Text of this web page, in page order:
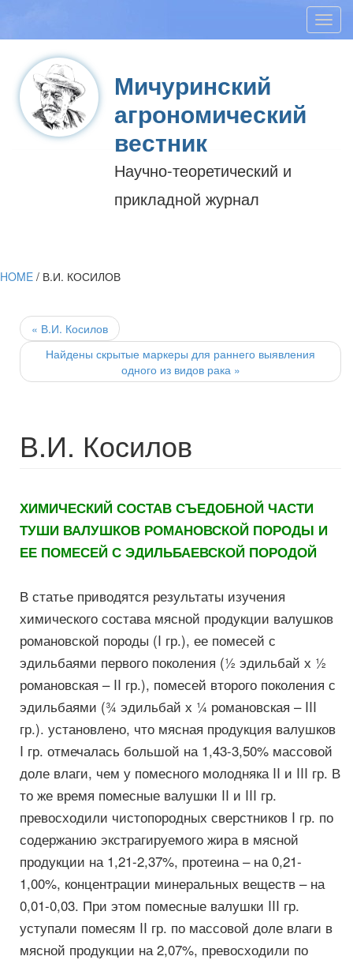
Мичуринский
агрономический
вестник
Научно-теоретический и
прикладной журнал
HOME / В.И. КОСИЛОВ
Post
navigation
« В.И. Косилов
Найдены скрытые маркеры для раннего выявления
одного из видов рака »
В.И. Косилов
ХИМИЧЕСКИЙ СОСТАВ СЪЕДОБНОЙ ЧАСТИ
ТУШИ ВАЛУШКОВ РОМАНОВСКОЙ ПОРОДЫ И
ЕЕ ПОМЕСЕЙ С ЭДИЛЬБАЕВСКОЙ ПОРОДОЙ
В статье приводятся результаты изучения
химического состава мясной продукции валушков
романовской породы (I гр.), ее помесей с
эдильбаями первого поколения (½ эдильбай х ½
романовская – II гр.), помесей второго поколения с
эдильбаями (¾ эдильбай х ¼ романовская – III
гр.). установлено, что мясная продукция валушков
I гр. отмечалась большой на 1,43-3,50% массовой
доле влаги, чем у помесного молодняка II и III гр. В
то же время помесные валушки II и III гр.
превосходили чистопородных сверстников I гр. по
содержанию экстрагируемого жира в мясной
продукции на 1,21-2,37%, протеина – на 0,21-
1,00%, концентрации минеральных веществ – на
0,01-0,03. При этом помесные валушки III гр.
уступали помесям II гр. по массовой доле влаги в
мясной продукции на 2,07%, превосходили по